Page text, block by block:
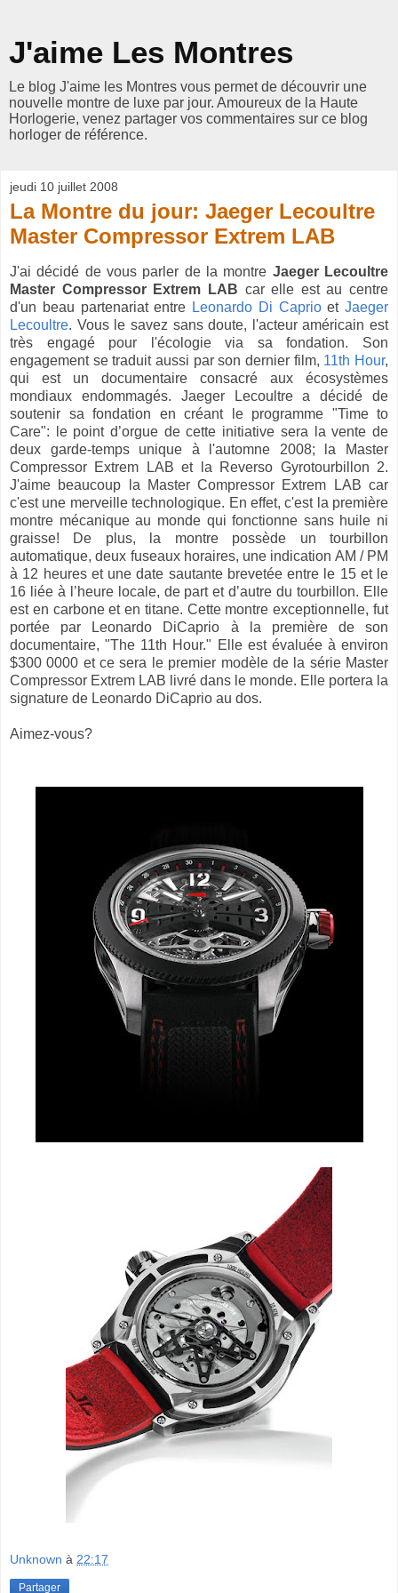
J'aime Les Montres
Le blog J'aime les Montres vous permet de découvrir une
nouvelle montre de luxe par jour. Amoureux de la Haute
Horlogerie, venez partager vos commentaires sur ce blog
horloger de référence.
jeudi 10 juillet 2008
La Montre du jour: Jaeger Lecoultre
Master Compressor Extrem LAB
J'ai décidé de vous parler de la montre Jaeger Lecoultre
Master Compressor Extrem LAB car elle est au centre
d'un beau partenariat entre Leonardo Di Caprioet Jaeger
Lecoultre. Vous le savez sans doute, l'acteur américain est
très engagé pour l'écologie via sa fondation. Son
engagement se traduit aussi par son dernier film, 11th Hour,
qui est un documentaire consacré aux écosystèmes
mondiaux endommagés. Jaeger Lecoultre a décidé de
soutenir sa fondation en créant le programme "Time to
Care": le point d’orgue de cette initiative sera la vente de
deux garde-temps unique à l'automne 2008; la Master
Compressor Extrem LAB et la Reverso Gyrotourbillon 2.
J'aime beaucoup la Master Compressor Extrem LAB car
c'est une merveille technologique. En effet, c'est la première
montre mécanique au monde qui fonctionne sans huile ni
graisse! De plus, la montre possède un tourbillon
automatique, deux fuseaux horaires, une indication AM / PM
à 12 heures et une date sautante brevetée entre le 15 et le
16 liée à l’heure locale, de part et d’autre du tourbillon. Elle
est en carbone et en titane. Cette montre exceptionnelle, fut
portée par Leonardo DiCaprio à la première de son
documentaire, "The 11th Hour." Elle est évaluée à environ
$300 0000 et ce sera le premier modèle de la série Master
Compressor Extrem LAB livré dans le monde. Elle portera la
signature de Leonardo DiCaprio au dos.
Aimez-vous?
Unknown à 22:17
Partager